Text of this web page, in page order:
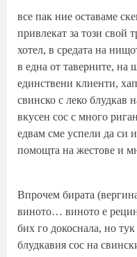
все пак ние оставаме
привлекат за този свой
хотел, в средата на
в една от таверните, на
единствени клиенти,
свинско с леко блудкав
вкусен сос с много
едвам сме успели да си
помощта на жестове и
Впрочем бирата
виното… виното е
бих го докоснала, но
блудкавия сос на